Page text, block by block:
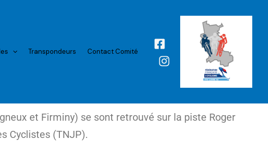
Transpondeurs Contact Comité
et Firminy) se sont retrouvé sur la piste Roger
Cyclistes (TNJP).